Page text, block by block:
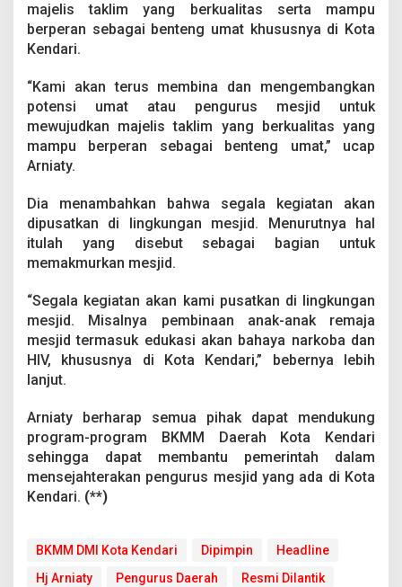
majelis taklim yang berkualitas serta mampu
berperan sebagai benteng umat khususnya di Kota
Kendari.
“Kami akan terus membina dan mengembangkan
potensi umat atau pengurus mesjid untuk
mewujudkan majelis taklim yang berkualitas yang
mampu berperan sebagai benteng umat,” ucap
Arniaty.
Dia menambahkan bahwa segala kegiatan akan
dipusatkan di lingkungan mesjid. Menurutnya hal
itulah yang disebut sebagai bagian untuk
memakmurkan mesjid.
“Segala kegiatan akan kami pusatkan di lingkungan
mesjid. Misalnya pembinaan anak-anak remaja
mesjid termasuk edukasi akan bahaya narkoba dan
HIV, khususnya di Kota Kendari,” bebernya lebih
lanjut.
Arniaty berharap semua pihak dapat mendukung
program-program BKMM Daerah Kota Kendari
sehingga dapat membantu pemerintah dalam
mensejahterakan pengurus mesjid yang ada di Kota
Kendari. (**)
BKMM DMI Kota Kendari Dipimpin
Headline
Hj Arniaty
Pengurus Daerah Resmi Dilantik